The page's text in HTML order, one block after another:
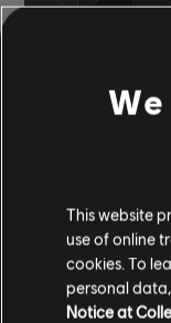
Biblioteca
The
This website
use of online
cookies. To
personal
Notice at